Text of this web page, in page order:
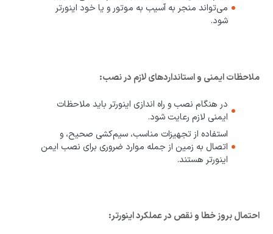
می‌تواند منجر به آسیب به موتور و یا خود اینورتر
شود.
ملاحظات ایمنی و استانداردهای لازم در نصب:
در هنگام نصب و راه اندازی اینورتر باید ملاحظات
ایمنی لازم رعایت شود.
استفاده از تجهیزات مناسب، سیم‌کشی صحیح، و
اتصال به زمین از جمله موارد ضروری برای نصب ایمن
اینورتر هستند.
احتمال بروز خطا و نقص در عملکرد اینورتر: